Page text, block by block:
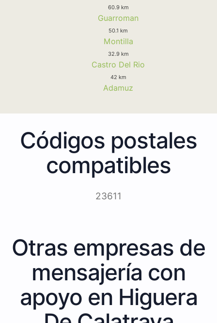
60.9 km
Guarroman
50.1 km
Montilla
32.9 km
Castro Del Rio
42 km
Adamuz
Códigos postales
compatibles
23611
Otras empresas de
mensajería con
apoyo en Higuera